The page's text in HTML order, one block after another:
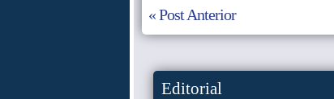
« Post Anterior
Editorial